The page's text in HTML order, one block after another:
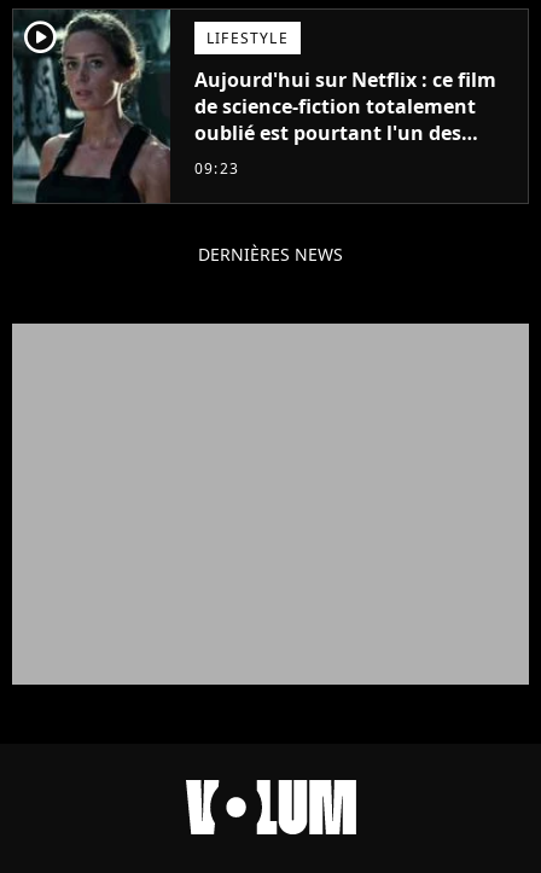
player2 LIFESTYLE
Aujourd'hui sur Netflix : ce film
de science-fiction totalement
oublié est pourtant l'un des
meilleurs des années 2010
09:23
DERNIÈRES NEWS